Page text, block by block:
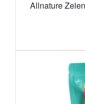
Allnature